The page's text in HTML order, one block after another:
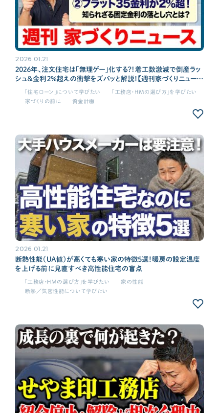
2026.01.21
2026年、注文住宅は「無理ゲー」化する？！着工数激減で倒産ラッ
シュ＆金利2%超えの衝撃をズバッと解説！【週刊家づくりニュース
#4】
「住宅ローン」について学びたい
「工務店・HMの選び方」を学びたい
家づくりの前に
資金計画
2026.01.21
断熱性能（UA値）が高くても寒い家の特徴5選！暖房の設定温度
を上げる前に見直すべき高性能住宅の盲点
「工務店・HMの選び方」を学びたい
家の性能
断熱／気密性能について学びたい